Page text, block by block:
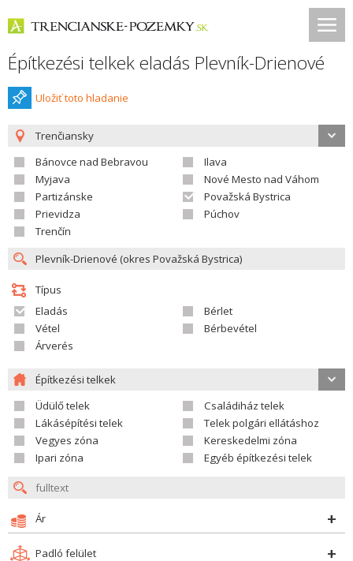
Építkezési telkek eladás Plevník-Drienové
Uložiť toto hladanie
Trenčiansky
Bánovce nad Bebravou
Ilava
Myjava
Nové Mesto nad Váhom
Partizánske
Považská Bystrica
Prievidza
Púchov
Trenčín
Típus
Eladás
Bérlet
Vétel
Bérbevétel
Árverés
Építkezési telkek
Üdülő telek
Családiház telek
Lákásépítési telek
Telek polgári ellátáshoz
Vegyes zóna
Kereskedelmi zóna
Ipari zóna
Egyéb építkezési telek
Ár
Padló felület